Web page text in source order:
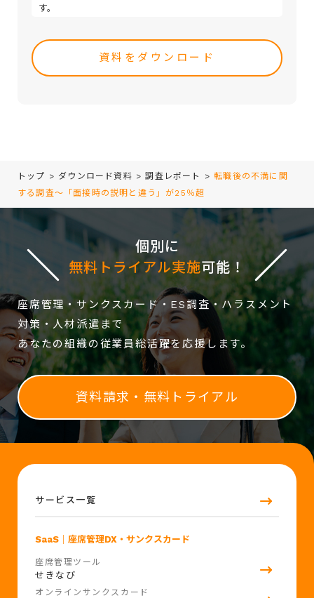
す。
注、決済および対応
・取引（提案）に基づく役務等の授受
・当社サービス等に関する情報の提供、収集および伝達
leave
this
field
トップ > ダウンロード資料 >調査レポート >転職後の不満に関
する調査～「面接時の説明と違う」が25％超
個別に
無料トライアル実施可能！
座席管理・サンクスカード・ES調査・ハラスメント
対策・人材派遣まで
あなたの組織の従業員総活躍を応援します。
資料請求・無料トライアル
サービス一覧
SaaS ｜座席管理DX・サンクスカード
座席管理ツール
せきなび
オンラインサンクスカード